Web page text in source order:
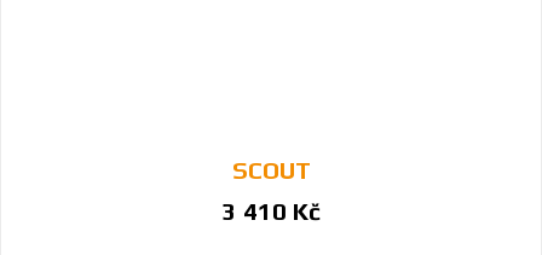
SCOUT
3 410 Kč